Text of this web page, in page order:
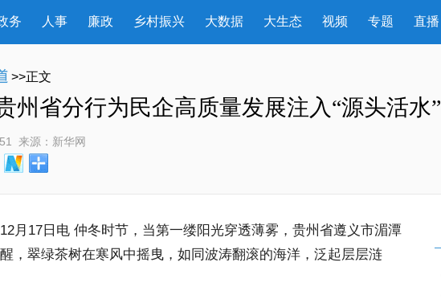
务 人事 廉政 乡村振兴 大数据 大生态 视频 专题 直播
>>正文
州省分行为民企高质量发展注入“源头活水”
来源： 新华网
17日电 仲冬时节，当第一缕阳光穿透薄雾，贵州省遵义市湄潭
，翠绿茶树在寒风中摇曳，如同波涛翻滚的海洋，泛起层层涟